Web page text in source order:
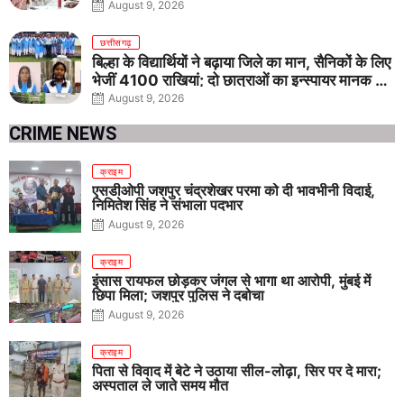
August 9, 2026
छत्तीसगढ़
बिल्हा के विद्यार्थियों ने बढ़ाया जिले का मान, सैनिकों के लिए
भेजीं 4100 राखियां; दो छात्राओं का इन्स्पायर मानक में
राष्ट्रीय चयन
August 9, 2026
CRIME NEWS
क्राइम
एसडीओपी जशपुर चंद्रशेखर परमा को दी भावभीनी विदाई,
निमितेश सिंह ने संभाला पदभार
August 9, 2026
क्राइम
इंसास रायफल छोड़कर जंगल से भागा था आरोपी, मुंबई में
छिपा मिला; जशपुर पुलिस ने दबोचा
August 9, 2026
क्राइम
पिता से विवाद में बेटे ने उठाया सील-लोढ़ा, सिर पर दे मारा;
अस्पताल ले जाते समय मौत